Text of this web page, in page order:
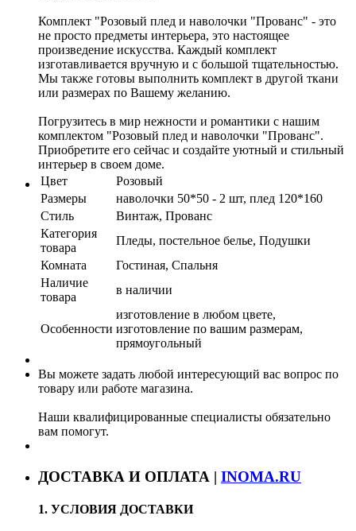
Комплект "Розовый плед и наволочки "Прованс" - это
не просто предметы интерьера, это настоящее
произведение искусства. Каждый комплект
изготавливается вручную и с большой тщательностью.
Мы также готовы выполнить комплект в другой ткани
или размерах по Вашему желанию.
Погрузитесь в мир нежности и романтики с нашим
комплектом "Розовый плед и наволочки "Прованс".
Приобретите его сейчас и создайте уютный и стильный
интерьер в своем доме.
Цвет
Розовый
Размеры
наволочки 50*50 - 2 шт, плед 120*160
Стиль
Винтаж, Прованс
Категория
товара
Пледы, постельное белье, Подушки
Комната
Гостиная, Спальня
Наличие
товара
в наличии
Особенности
изготовление в любом цвете,
изготовление по вашим размерам,
прямоугольный
Вы можете задать любой интересующий вас вопрос по
товару или работе магазина.
Наши квалифицированные специалисты обязательно
вам помогут.
ДОСТАВКА И ОПЛАТА | INOMA.RU
1. УСЛОВИЯ ДОСТАВКИ